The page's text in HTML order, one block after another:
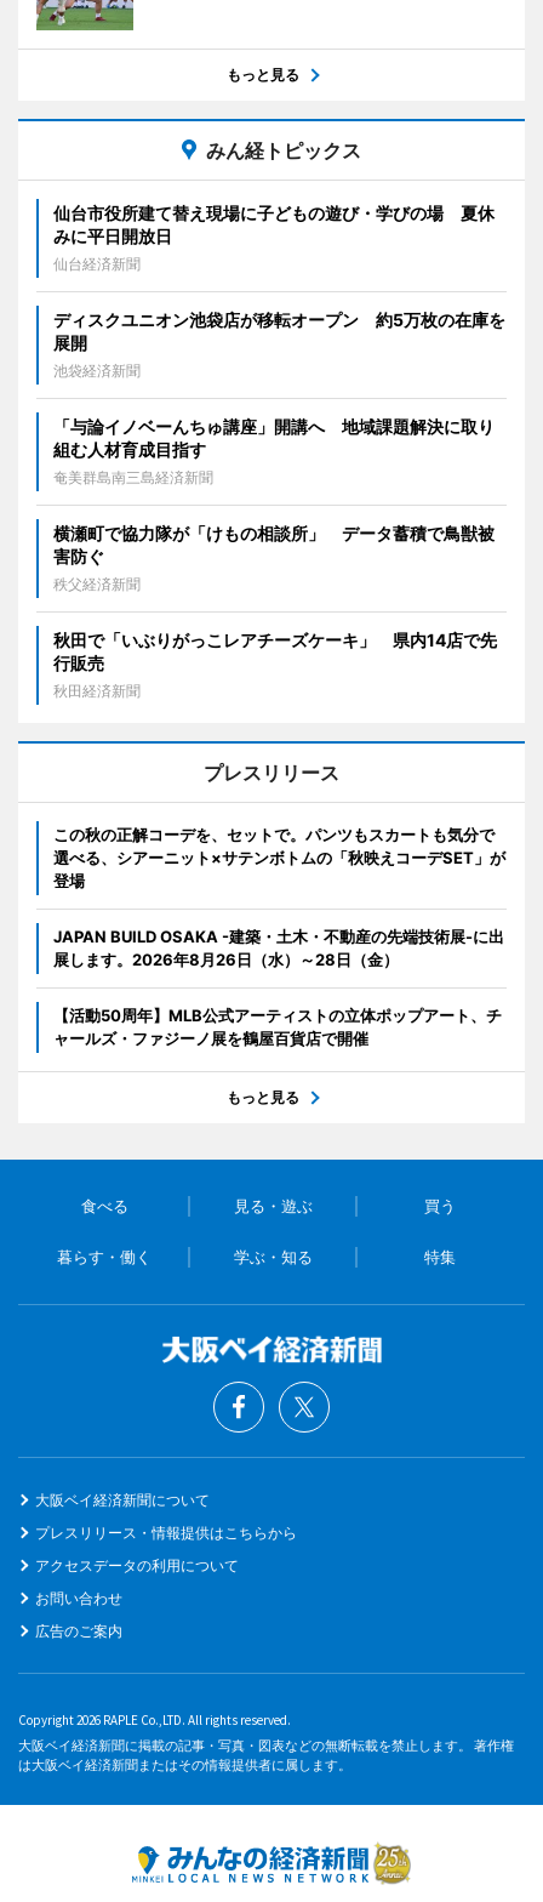
もっと見る
みん経トピックス
仙台市役所建て替え現場に子どもの遊び・学びの場 夏休
みに平日開放日
仙台経済新聞
ディスクユニオン池袋店が移転オープン 約5万枚の在庫を
展開
池袋経済新聞
「与論イノベーんちゅ講座」開講へ 地域課題解決に取り
組む人材育成目指す
奄美群島南三島経済新聞
横瀬町で協力隊が「けもの相談所」 データ蓄積で鳥獣被
害防ぐ
秩父経済新聞
秋田で「いぶりがっこレアチーズケーキ」 県内14店で先
行販売
秋田経済新聞
プレスリリース
この秋の正解コーデを、セットで。パンツもスカートも気分で
選べる、シアーニット×サテンボトムの「秋映えコーデSET」が
登場
JAPAN BUILD OSAKA -建築・土木・不動産の先端技術展-に出
展します。2026年8月26日（水）～28日（金）
【活動50周年】MLB公式アーティストの立体ポップアート、チ
ャールズ・ファジーノ展を鶴屋百貨店で開催
もっと見る
食べる 見る・遊ぶ 買う
暮らす・働く 学ぶ・知る 特集
大阪ベイ経済新聞について
プレスリリース・情報提供はこちらから
アクセスデータの利用について
お問い合わせ
広告のご案内
Copyright 2026 RAPLE Co.,LTD. All rights reserved.
大阪ベイ経済新聞に掲載の記事・写真・図表などの無断転載を禁止します。 著作権
は大阪ベイ経済新聞またはその情報提供者に属します。